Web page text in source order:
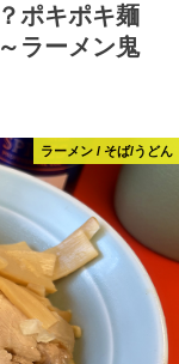
ポキポキ麺
ラーメン鬼
ラーメン / そば/うどん